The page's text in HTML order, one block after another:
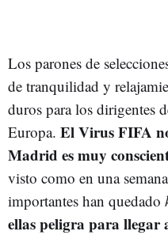
Los parones de
de tranquilidad y
duros para los dirigentes
Europa. El Virus FIFA
Madrid es muy
visto como en una
importantes han quedado
ellas peligra para llegar